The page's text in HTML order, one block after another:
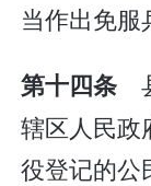
当作出免服
第十四条
辖区人民政
役登记的公